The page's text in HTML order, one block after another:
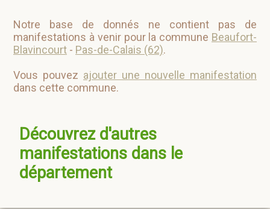
Notre base de donnés ne contient pas de
manifestations à venir pour la commune Beaufort-
Blavincourt - Pas-de-Calais (62).
Vous pouvez ajouter une nouvelle manifestation
dans cette commune.
Découvrez d'autres
manifestations dans le
département